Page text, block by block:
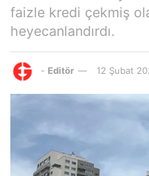
faizle kredi çekmiş
heyecanlandırdı.
- Editör 12 Şubat